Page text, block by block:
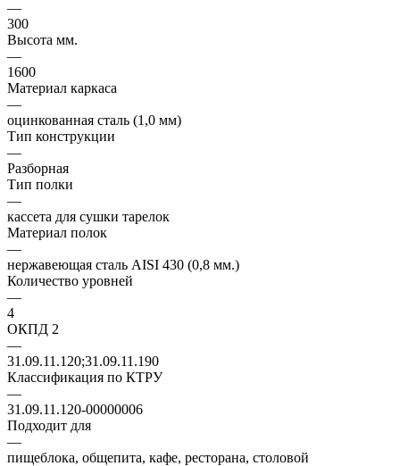
—
300
Высота мм.
—
1600
Материал каркаса
—
оцинкованная сталь (1,0 мм)
Тип конструкции
—
Разборная
Тип полки
—
кассета для сушки тарелок
Материал полок
—
нержавеющая сталь AISI 430 (0,8 мм.)
Количество уровней
—
4
ОКПД 2
—
31.09.11.120;31.09.11.190
Классификация по КТРУ
—
31.09.11.120-00000006
Подходит для
—
пищеблока, общепита, кафе, ресторана, столовой